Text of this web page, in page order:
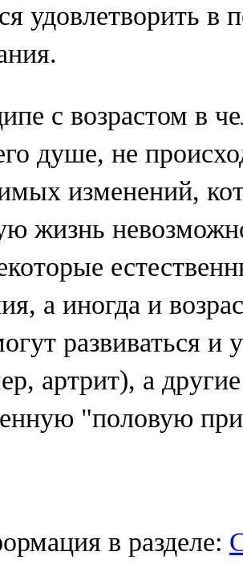
удовлетворить в
с возрастом в
душе, не
изменений,
жизнь
а иногда и
развиваться
артрит), а
"половую
в разделе: